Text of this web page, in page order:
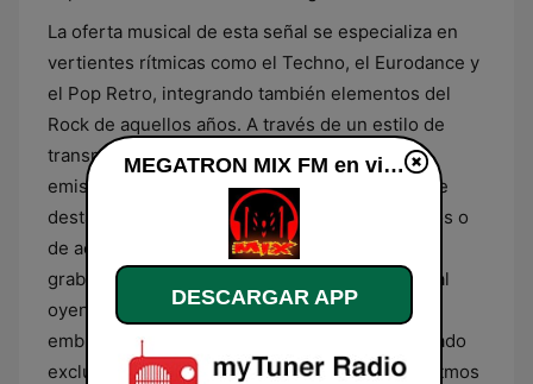
La oferta musical de esta señal se especializa en
vertientes rítmicas como el Techno, el Eurodance y
el Pop Retro, integrando también elementos del
Rock de aquellos años. A través de un estilo de
transmisión basado en la mezcla de pistas, la
emisora proporciona una secuencia sonora que
destaca por la ausencia de bloques informativos o
de actualidad, priorizando la continuidad de las
grabaciones originales. Este enfoque permite al
oyente acceder a un flujo constante de temas
emblemáticos, consolidando un espacio dedicado
exclusivamente a la nostalgia musical y a los ritmos
MEGATRON MIX FM en vivo
DESCARGAR APP